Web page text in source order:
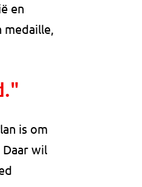
en
medaille,
is om
Daar wil